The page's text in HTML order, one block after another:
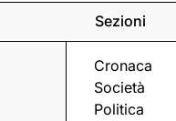
Sezioni
Cronaca
Società
Politica